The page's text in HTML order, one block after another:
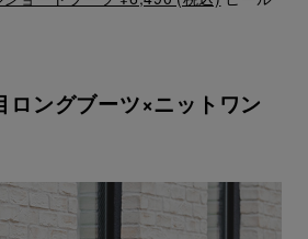
ングブーツ×ニットワン